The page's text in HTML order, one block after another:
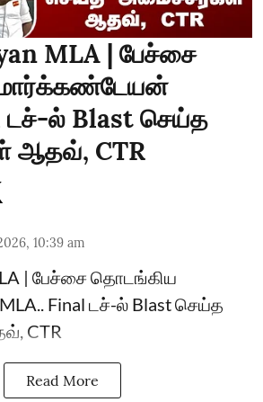
MLA | பேச்சை
டச்-ல் Blast செய்த
ஆதவ், CTR
10:39 am
| பேச்சை தொடங்கிய
Final டச்-ல் Blast செய்த
CTR
Read More